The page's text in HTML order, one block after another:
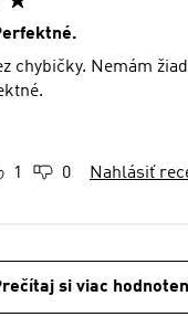
chybičky. Nemám
1 0 Nahlásiť
si viac